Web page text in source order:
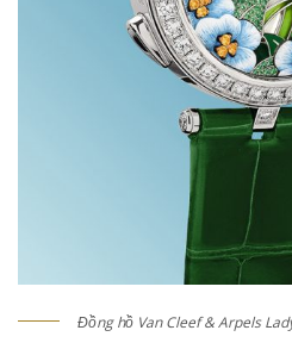
Đồng hồ Van Cleef & Arpels